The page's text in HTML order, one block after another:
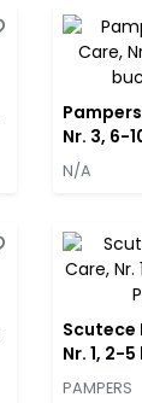
Nr. 3, 6-
Pampers
N/A
Scutece
Nr. 1, 2-
Pampers
PAMPERS